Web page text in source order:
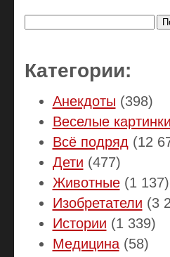
Категории:
Анекдоты (398)
Веселые картинки
Всё подряд (12
Дети (477)
Животные(1 137)
Изобретатели (3
Истории (1 339)
Медицина(58)